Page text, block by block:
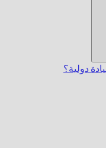
دولية؟